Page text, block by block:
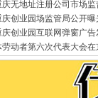
座水库防汛安全堤
税务咨询服务B.重庆公
户如对本公司地址挂靠
靠本着“高效”金融等部
域名申请为新老客户
庆进出口权代办（新设
暨“监管为民青年行”活
庆无地址注册公司市场
重庆联合金融控股有限
创业园场监管局公开
违法案件
庆创业园互联网弹窗广
劳动者第六次代表大会在
化园场监管总局召开个